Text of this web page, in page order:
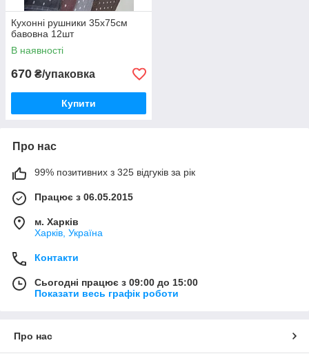
Кухонні рушники 35х75см
бавовна 12шт
В наявності
670 ₴/упаковка
Купити
Про нас
99% позитивних з 325 відгуків за рік
Працює з 06.05.2015
м. Харків
Харків, Україна
Контакти
Сьогодні працює з 09:00 до 15:00
Показати весь графік роботи
Про нас